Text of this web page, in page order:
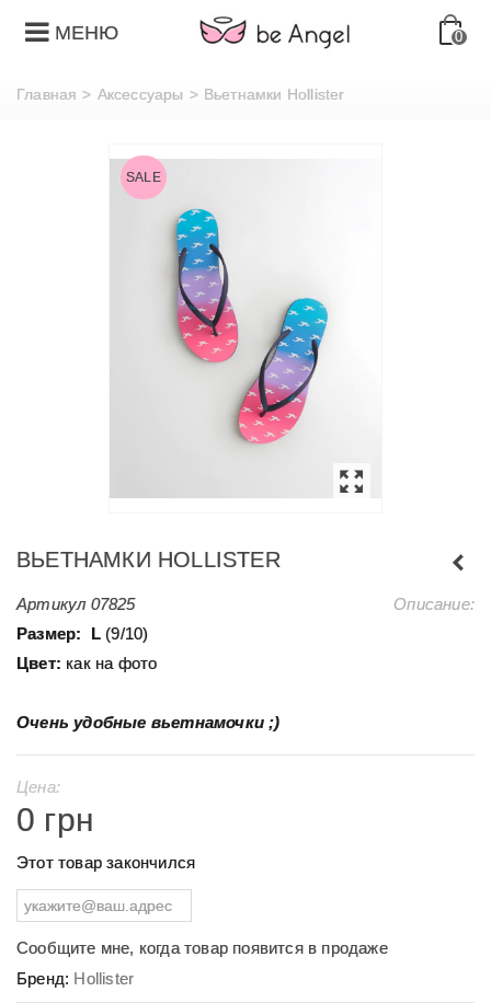
МЕНЮ 0
Главная > Аксессуары > Вьетнамки Hollister
SALE
ВЬЕТНАМКИ HOLLISTER
Артикул 07825
Описание:
Размер:
L (9/10)
Цвет: как на фото
Очень удобные вьетнамочки ;)
Цена:
0 грн
Этот товар закончился
Сообщите мне, когда товар появится в продаже
Бренд: Hollister